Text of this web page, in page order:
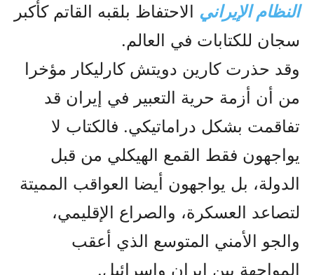
النظام الإيراني الاحتفاظ بلقبه القاتم كأكبر
سجان للكتابات في العالم.
وقد حذرت كارين دويتش كارليكار مؤخرا
من أن أزمة حرية التعبير في إيران قد
تفاقمت بشكل دراماتيكي. فالكتاب لا
يواجهون فقط القمع الهيكلي من قبل
الدولة، بل يواجهون أيضا العواقب المميتة
لتصاعد العسكرة، والصراع الإقليمي،
والجو الأمني المتوسع الذي أعقب
المواجهة بين إيران وإسرائيل.